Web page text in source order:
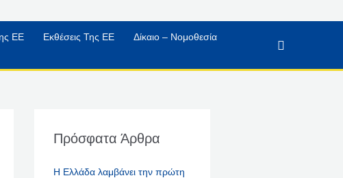
ΕΕ Εκθέσεις Της ΕΕ
Δίκαιο – Νομοθεσία
Αναζήτηση
Πρόσφατα Άρθρα
Η Ελλάδα λαμβάνει την πρώτη